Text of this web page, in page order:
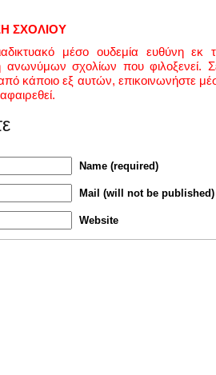
ΣΧΟΛΙΟΥ
μέσο ουδεμία ευθύνη εκ
σχολίων που φιλοξενεί.
κάποιο εξ αυτών, επικοινωνήστε
Name (required)
Mail (will not be
Website